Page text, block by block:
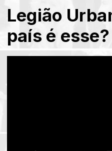
Legião
país é esse?